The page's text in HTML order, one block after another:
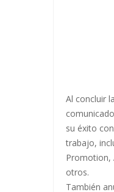
Al concluir
su éxito
trabajo,
Promotion,
otros.
También